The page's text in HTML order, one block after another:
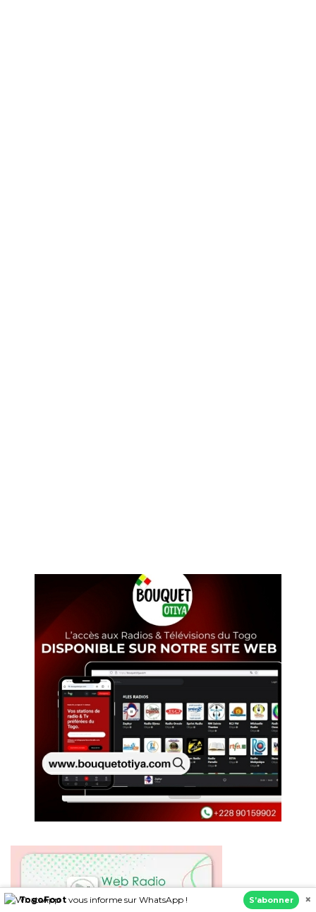
TogoFoot vous informe sur WhatsApp ! S’abonner ×